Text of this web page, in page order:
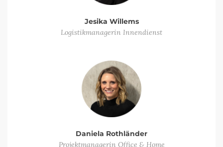
Jesika Willems
Logistikmanagerin Innendienst
Daniela Rothländer
Projektmanagerin Office & Home